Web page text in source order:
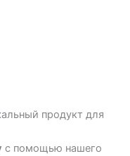
продукт для
с помощью нашего